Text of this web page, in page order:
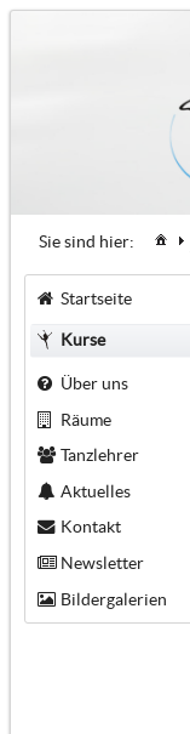
Sie sind hier:
Startseite
Kurse
Über uns
Räume
Tanzlehrer
Aktuelles
Kontakt
Newsletter
Bildergalerien